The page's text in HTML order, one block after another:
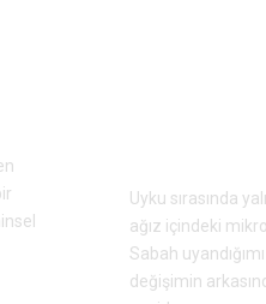
Uyku sırasında
ağız içindeki
Sabah
değişimin